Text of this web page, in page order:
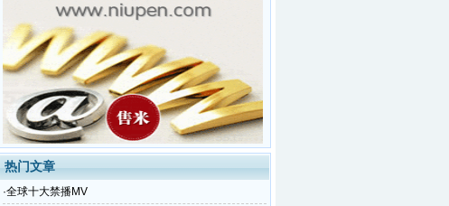
热门文章
·全球十大禁播MV